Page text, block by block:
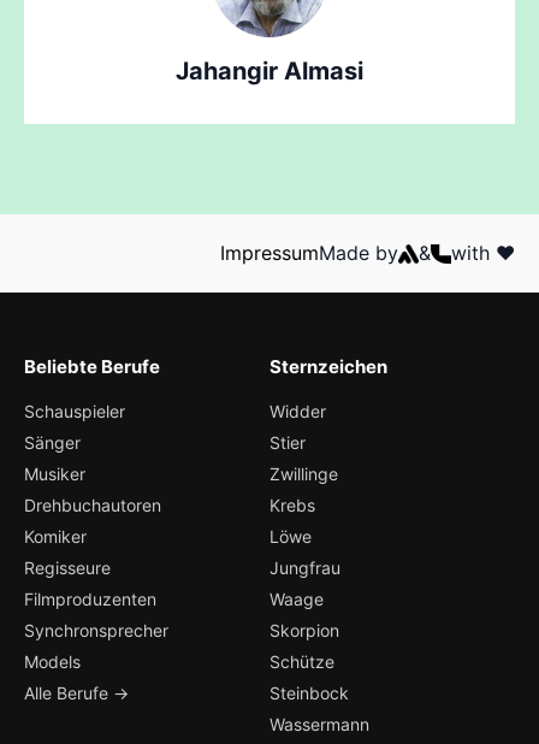
Jahangir Almasi
ImpressumMade by & with ❤️
Beliebte Berufe
Schauspieler
Sänger
Musiker
Drehbuchautoren
Komiker
Regisseure
Filmproduzenten
Synchronsprecher
Models
Alle Berufe →
Sternzeichen
Widder
Stier
Zwillinge
Krebs
Löwe
Jungfrau
Waage
Skorpion
Schütze
Steinbock
Wassermann